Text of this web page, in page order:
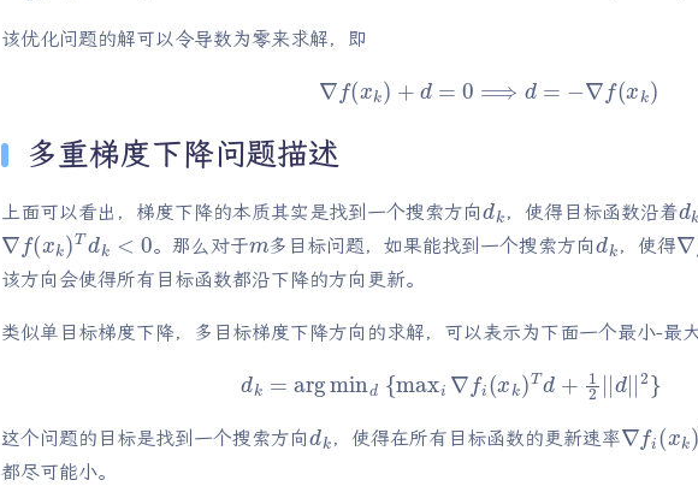
该优化问题的解可以令导数为零来求解，即
∇ f(x ) =0 ⟹ ∇f
多重梯度下降问题描述
上面可以看出，梯度下降的本质其实是找到一个搜索方向
d
，使得目标函数沿着
d
∇ f( )Tdk
。那么对于 多目标问题，如果能找到一个搜索方向
d
，使得
∇
该方向会使得所有目标函数都沿下降的方向更新。
类似单目标梯度下降，多目标梯度下降方向的求解，可以表示为下面一个最小-最
d mind max fi( xk) d+12 d || 2}(1)
这个问题的目标是找到一个搜索方向
d
，使得在所有目标函数的更新速率
∇ fi (x )
都尽可能小。